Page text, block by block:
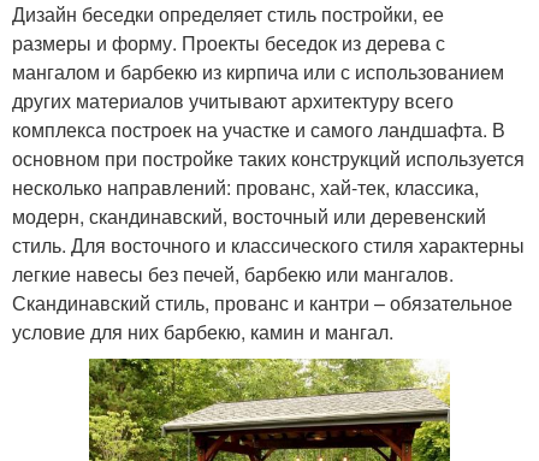
Дизайн беседки определяет стиль постройки, ее
размеры и форму. Проекты беседок из дерева с
мангалом и барбекю из кирпича или с использованием
других материалов учитывают архитектуру всего
комплекса построек на участке и самого ландшафта. В
основном при постройке таких конструкций используется
несколько направлений: прованс, хай-тек, классика,
модерн, скандинавский, восточный или деревенский
стиль. Для восточного и классического стиля характерны
легкие навесы без печей, барбекю или мангалов.
Скандинавский стиль, прованс и кантри – обязательное
условие для них барбекю, камин и мангал.